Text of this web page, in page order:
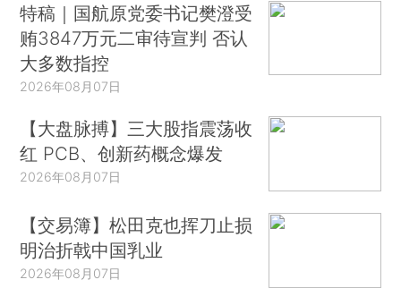
特稿｜国航原党委书记樊澄受
贿3847万元二审待宣判 否认
大多数指控
2026年08月07日
【大盘脉搏】三大股指震荡收
红 PCB、创新药概念爆发
2026年08月07日
【交易簿】松田克也挥刀止损
明治折戟中国乳业
2026年08月07日